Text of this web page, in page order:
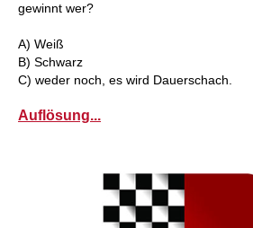
gewinnt wer?
A) Weiß
B) Schwarz
C) weder noch, es wird Dauerschach.
Auflösung...